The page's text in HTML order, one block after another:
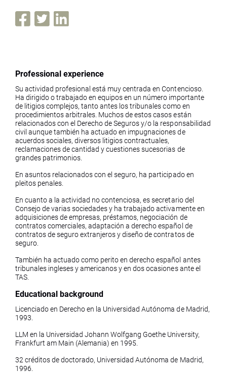
Professional experience
Su actividad profesional está muy centrada en Contencioso.
Ha dirigido o trabajado en equipos en un número importante
de litigios complejos, tanto antes los tribunales como en
procedimientos arbitrales. Muchos de estos casos están
relacionados con el Derecho de Seguros y/o la responsabilidad
civil aunque también ha actuado en impugnaciones de
acuerdos sociales, diversos litigios contractuales,
reclamaciones de cantidad y cuestiones sucesorias de
grandes patrimonios.
En asuntos relacionados con el seguro, ha participado en
pleitos penales.
En cuanto a la actividad no contenciosa, es secretario del
Consejo de varias sociedades y ha trabajado activamente en
adquisiciones de empresas, préstamos, negociación de
contratos comerciales, adaptación a derecho español de
contratos de seguro extranjeros y diseño de contratos de
seguro.
También ha actuado como perito en derecho español antes
tribunales ingleses y americanos y en dos ocasiones ante el
TAS.
Educational background
Licenciado en Derecho en la Universidad Autónoma de Madrid,
1993.
LLM en la Universidad Johann Wolfgang Goethe University,
Frankfurt am Main (Alemania) en 1995.
32 créditos de doctorado, Universidad Autónoma de Madrid,
1996.